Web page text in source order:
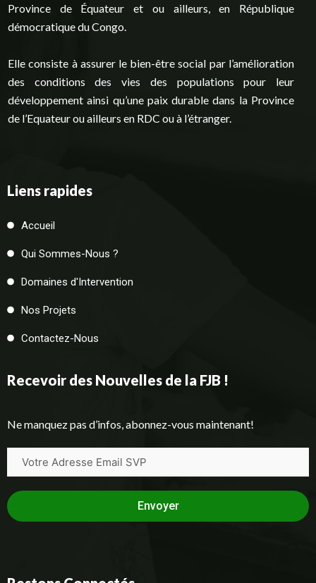
Province de Équateur et ou ailleurs, en République
démocratique du Congo.
Elle consiste à assurer le bien-être social par l’amélioration
des conditions des vies des populations pour leur
développement ainsi qu’une paix durable dans la Province
de l’Equateur ou ailleurs en RDC ou à l’étranger.
Liens rapides
Accueil
Qui Sommes-Nous ?
Domaines d'Intervention
Nos Projets
Contactez-Nous
Recevoir des Nouvelles de la FJB !
Ne manquez pas d’infos, abonnez-vous maintenant!
Envoyer